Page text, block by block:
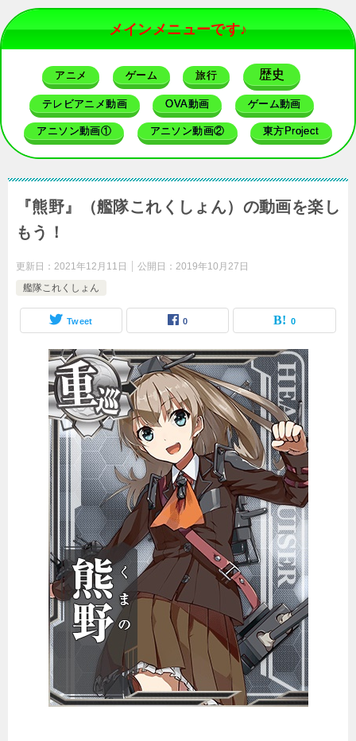
メインメニューです♪
アニメ ゲーム 旅行 歴史
テレビアニメ動画 OVA動画 ゲーム動画
アニソン動画① アニソン動画② 東方Project
『熊野』（艦隊これくしょん）の動画を楽し
もう！
更新日： 2021年12月11日 公開日： 2019年10月27日
艦隊これくしょん
Tweet 0 0